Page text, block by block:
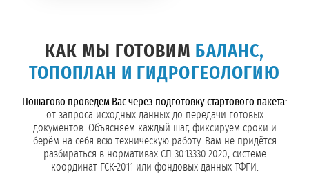
КАК МЫ ГОТОВИМ БАЛАНС,
ТОПОПЛАН И ГИДРОГЕОЛОГИЮ
Пошагово проведём Вас через подготовку стартового пакета:
от запроса исходных данных до передачи готовых
документов. Объясняем каждый шаг, фиксируем сроки и
берём на себя всю техническую работу. Вам не придётся
разбираться в нормативах СП 30.13330.2020, системе
координат ГСК-2011 или фондовых данных ТФГИ.